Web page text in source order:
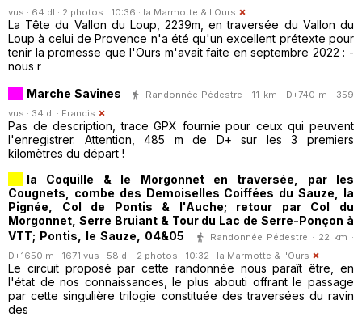
vus · 64 dl · 2 photos · 10:36 · la Marmotte & l'Ours
La Tête du Vallon du Loup, 2239m, en traversée du Vallon du
Loup à celui de Provence n'a été qu'un excellent prétexte pour
tenir la promesse que l'Ours m'avait faite en septembre 2022 : -
nous r
Marche Savines
Randonnée Pédestre · 11 km · D+740 m · 359
vus · 34 dl · Francis
Pas de description, trace GPX fournie pour ceux qui peuvent
l'enregistrer. Attention, 485 m de D+ sur les 3 premiers
kilomètres du départ !
la Coquille & le Morgonnet en traversée, par les
Cougnets, combe des Demoiselles Coiffées du Sauze, la
Pignée, Col de Pontis & l'Auche; retour par Col du
Morgonnet, Serre Bruiant & Tour du Lac de Serre-Ponçon à
VTT; Pontis, le Sauze, 04&05
Randonnée Pédestre · 22 km ·
D+1650 m · 1671 vus · 58 dl · 2 photos · 10:32 · la Marmotte & l'Ours
Le circuit proposé par cette randonnée nous paraît être, en
l'état de nos connaissances, le plus abouti offrant le passage
par cette singulière trilogie constituée des traversées du ravin
des